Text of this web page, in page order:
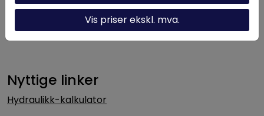
lang erfaring og solid fagkompetanse bistår vi kunder
med alt fra enkeltkomponenter til komplette
hydrauliske systemer.
Nyttige linker
Hydraulikk-kalkulator
Vis priser ekskl. mva.